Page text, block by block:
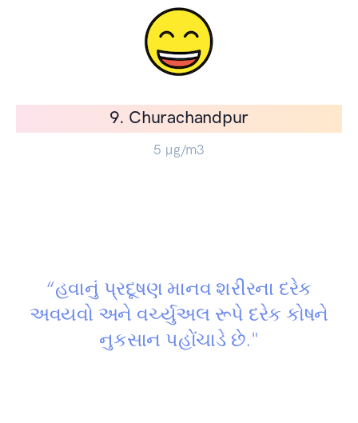
9. Churachandpur
5 µg/m3
“હવાનું પ્રદૂષણ માનવ શરીરના દરેક
અવયવો અને વર્ચ્યુઅલ રૂપે દરેક કોષને
નુકસાન પહોંચાડે છે."